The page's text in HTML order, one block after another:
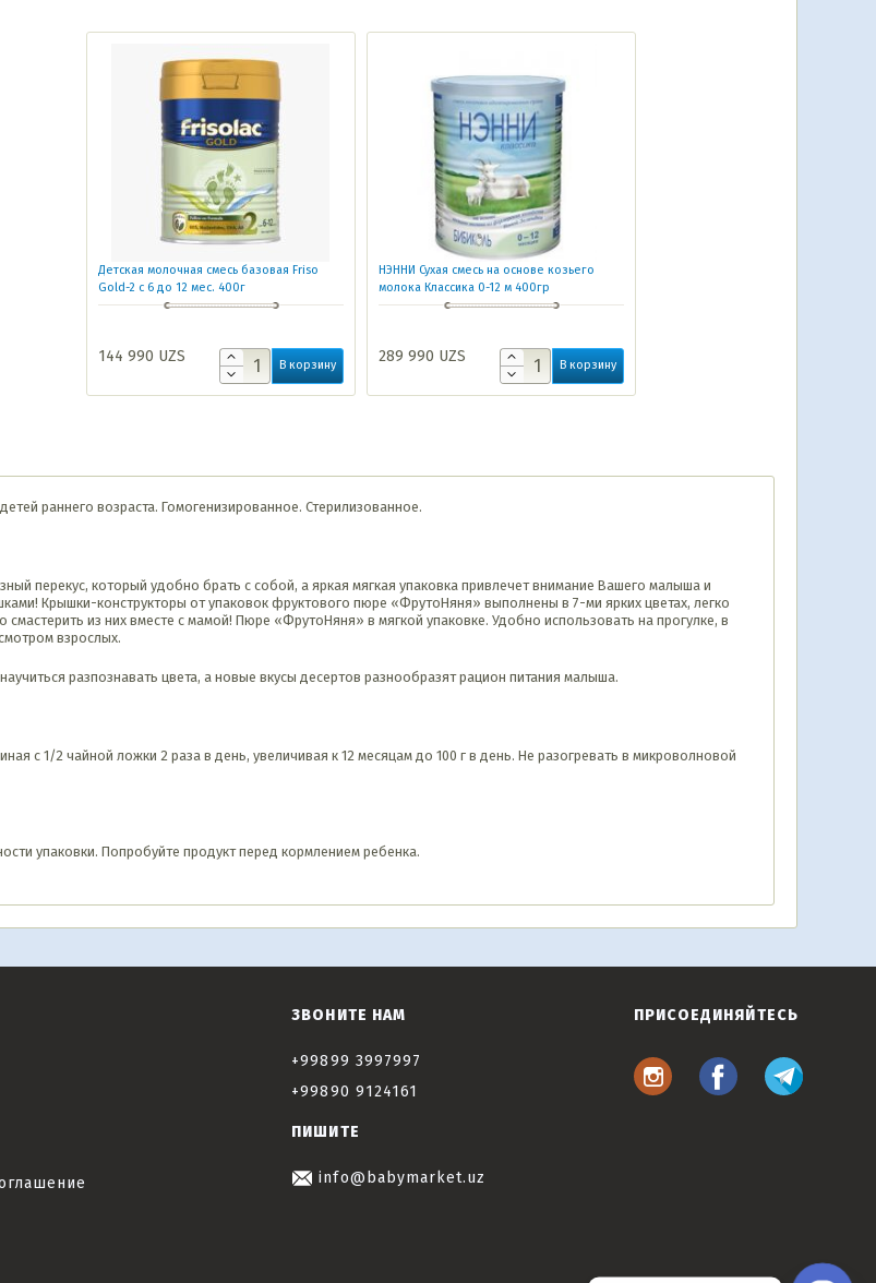
Детская молочная смесь базовая Friso
Gold-2 с 6 до 12 мес. 400г
144 990 UZS В корзину
НЭННИ Сухая смесь на основе козьего
молока Классика 0-12 м 400гр
289 990 UZS В корзину
раннего возраста. Гомогенизированное. Стерилизованное.
перекус, который удобно брать с собой, а яркая мягкая упаковка привлечет внимание Вашего малыша и
Крышки-конструкторы от упаковок фруктового пюре «ФрутоНяня» выполнены в 7-ми ярких цветах, легко
из них вместе с мамой! Пюре «ФрутоНяня» в мягкой упаковке. Удобно использовать на прогулке, в
взрослых.
разпознавать цвета, а новые вкусы десертов разнообразят рацион питания малыша.
с 1/2 чайной ложки 2 раза в день, увеличивая к 12 месяцам до 100 г в день. Не разогревать в микроволновой
упаковки. Попробуйте продукт перед кормлением ребенка.
ЗВОНИТЕ НАМ
+99899 3997997
+99890 9124161
ПИШИТЕ
info@babymarket.uz
ПРИСОЕДИНЯЙТЕСЬ